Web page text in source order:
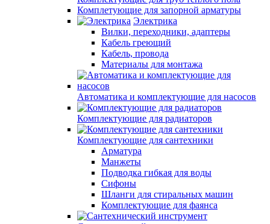
Комплетующие для запорной арматуры
Электрика
Вилки, переходники, адаптеры
Кабель греющий
Кабель, провода
Материалы для монтажа
Автоматика и комплектующие для насосов
Комплектующие для радиаторов
Комплектующие для сантехники
Арматура
Манжеты
Подводка гибкая для воды
Сифоны
Шланги для стиральных машин
Комплектующие для фаянса